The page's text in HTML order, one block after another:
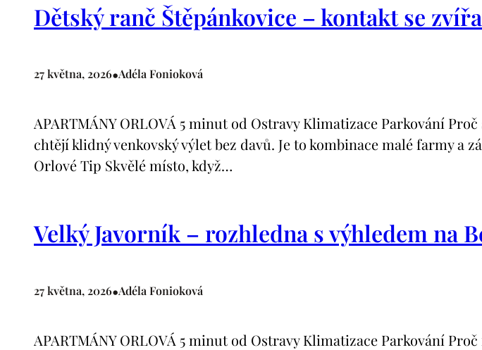
Dětský ranč Štěpánkovice – kontakt se
27 května, 2026•Adéla Fonioková
APARTMÁNY ORLOVÁ 5 minut od Ostravy Klimatizace Parkování
chtějí klidný venkovský výlet bez davů. Je to kombinace malé farmy a
Orlové Tip Skvělé místo, když…
Velký Javorník – rozhledna s výhledem na
27 května, 2026•Adéla Fonioková
APARTMÁNY ORLOVÁ 5 minut od Ostravy Klimatizace Parkování